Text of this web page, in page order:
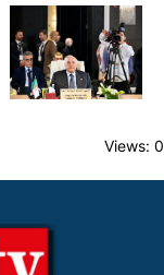
Views: 0